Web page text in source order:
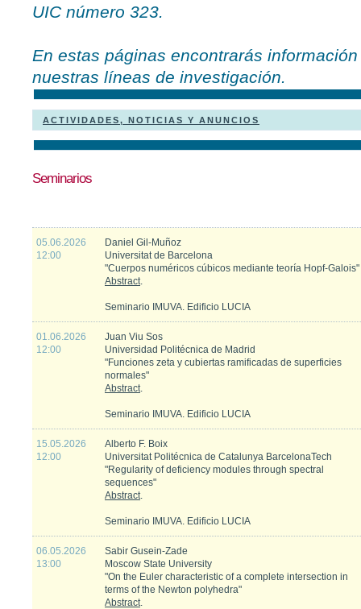
UIC número 323.
En estas páginas encontrarás
nuestras líneas de investigación.
ACTIVIDADES, NOTICIAS Y ANUNCIOS
Seminarios
05.06.2026
12:00
Daniel Gil-Muñoz
Universitat de Barcelona
"Cuerpos numéricos cúbicos mediante teoría Hopf-Galois"
Abstract.
Seminario IMUVA. Edificio LUCIA
01.06.2026
12:00
Juan Viu Sos
Universidad Politécnica de Madrid
"Funciones zeta y cubiertas ramificadas de superficies
normales"
Abstract.
Seminario IMUVA. Edificio LUCIA
15.05.2026
12:00
Alberto F. Boix
Universitat Politécnica de Catalunya BarcelonaTech
"Regularity of deficiency modules through spectral
sequences"
Abstract.
Seminario IMUVA. Edificio LUCIA
06.05.2026
13:00
Sabir Gusein-Zade
Moscow State University
"On the Euler characteristic of a complete intersection in
terms of the Newton polyhedra"
Abstract.